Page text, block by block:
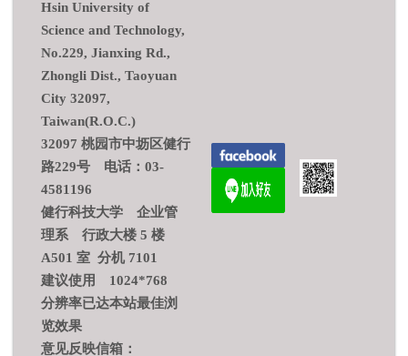
Hsin University of
Science and Technology,
No.229, Jianxing Rd.,
Zhongli Dist., Taoyuan
City 32097,
Taiwan(R.O.C.)
32097 桃园市中坜区健行
路229号 电话：03-
4581196
健行科技大学 企业管
理系 行政大楼 5 楼
A501 室 分机 7101
建议使用 1024*768
分辨率已达本站最佳浏
览效果
意见反映信箱：